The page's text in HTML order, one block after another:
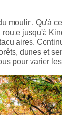
moulin. Qu'à
jusqu'à
dunes et
pour varier